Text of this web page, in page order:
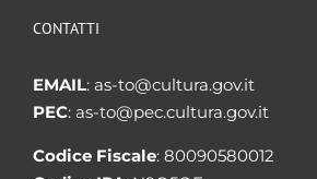
CONTATTI
EMAIL: as-to@cultura.gov.it
PEC: as-to@pec.cultura.gov.it
Codice Fiscale: 80090580012